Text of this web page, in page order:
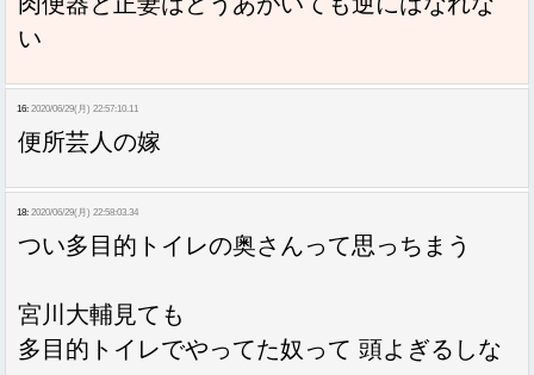
い
16: 2020/06/29(月) 22:57:10.11
便所芸人の嫁
18: 2020/06/29(月) 22:58:03.34
つい多目的トイレの奥さんって思っちまう
宮川大輔見ても
多目的トイレでやってた奴って 頭よぎるしな